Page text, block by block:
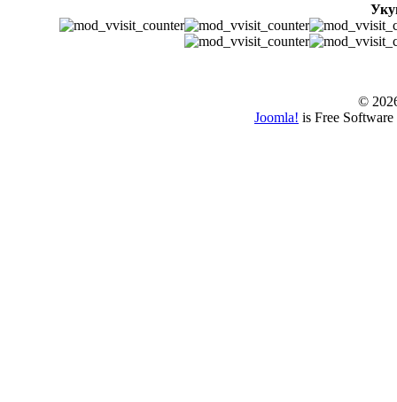
©
Joomla! is Free